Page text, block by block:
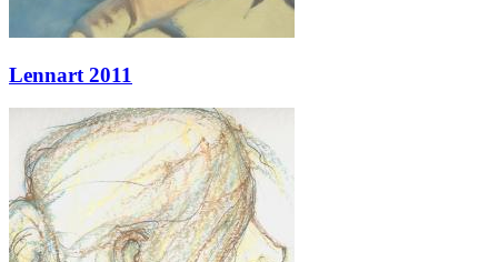
Lennart 2011